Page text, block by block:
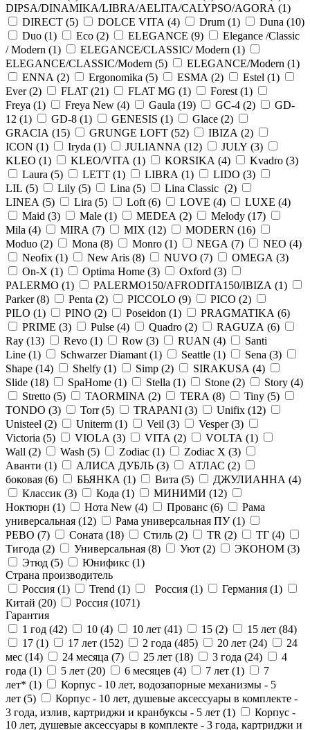
DIPSA/DINAMIKA/LIBRA/AELITA/CALYPSO/AGORA (1)
DIRECT (5) DOLCE VITA (4) Drum (1) Duna (10)
Duo (1) Eco (2) ELEGANCE (9)
Elegance /Classic
/ Modern (1) ELEGANCE/CLASSIC/ Modern (1)
ELEGANCE/CLASSIC/Modern (5) ELEGANCE/Modern (1)
ENNA (2) Ergonomika (5) ESMA (2) Estel (1)
Ever (2) FLAT (21) FLAT MG (1) Forest (1)
Freya (1) Freya New (4) Gaula (19) GC-4 (2)
GD-
12 (1) GD-8 (1) GENESIS (1) Glace (2)
GRACIA (15) GRUNGE LOFT (52) IBIZA (2)
ICON (1) Iryda (1) JULIANNA (12) JULY (3)
KLEO (1) KLEO/VITA (1) KORSIKA (4) Kvadro (3)
Laura (5) LETT (1) LIBRA (1) LIDO (3)
LIL (5) Lily (5) Lina (5) Lina Classic (2)
LINEA (5) Lira (5) Loft (6) LOVE (4) LUXE (4)
Maid (3) Male (1) MEDEA (2) Melody (17)
Mila (4) MIRA (7) MIX (12) MODERN (16)
Moduo (2) Mona (8) Monro (1) NEGA (7) NEO (4)
Neofix (1) New Aris (8) NUVO (7) OMEGA (3)
On-X (1) Optima Home (3) Oxford (3)
PALERMO (1) PALERMO150/AFRODITA150/IBIZA (1)
Parker (8) Penta (2) PICCOLO (9) PICO (2)
PILO (1) PINO (2) Poseidon (1) PRAGMATIKA (6)
PRIME (3) Pulse (4) Quadro (2) RAGUZA (6)
Ray (13) Revo (1) Row (3) RUAN (4)
Santi
Line (1) Schwarzer Diamant (1) Seattle (1) Sena (3)
Shape (14) Shelfy (1) Simp (2) SIRAKUSA (4)
Slide (18) SpaHome (1) Stella (1) Stone (2) Story (4)
Stretto (5) TAORMINA (2) TERA (8) Tiny (5)
TONDO (3) Torr (5) TRAPANI (3) Unifix (12)
Unisteel (2) Uniterm (1) Veil (3) Vesper (3)
Victoria (5) VIOLA (3) VITA (2) VOLTA (1)
Wall (2) Wash (5) Zodiac (1) Zodiac X (3)
Аванти (1) АЛИСА ДУБЛЬ (3) АТЛАС (2)
боковая (6) БЬЯНКА (1) Вита (5) ДЖУЛИАННА (4)
Классик (3) Кода (1) МИНИМИ (12)
Ноктюрн (1) Нота New (4) Прованс (6)
Рама
универсальная (12) Рама универсальная ПУ (1)
РЕВО (7) Соната (18) Стиль (2) ТR (2) ТГ (4)
Тигода (2) Универсальная (8) Уют (2) ЭКОНОМ (3)
Этюд (5) Юнификс (1)
Страна производитель
Россия (1) Trend (1) Россия (1) Германия (1)
Китай (20) Россия (1071)
Гарантия
1 год (42) 10 (4) 10 лет (41) 15 (2) 15 лет (84)
17 (1) 17 лет (152) 2 года (485) 20 лет (24)
24
мес (14) 24 месяца (7) 25 лет (18) 3 года (24)
4
года (1) 5 лет (20) 6 месяцев (4) 7 лет (1)
7
лет* (1)
Корпус - 10 лет, водозапорные механизмы - 5
лет (5)
Корпус - 10 лет, душевые аксессуары в комплекте -
3 года, излив, картриджи и кранбуксы - 5 лет (1)
Корпус -
10 лет, душевые аксессуары в комплекте - 3 года, картриджи и